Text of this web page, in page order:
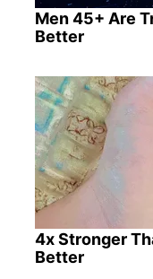
Men 45+ Are
Better
4x Stronger
Better